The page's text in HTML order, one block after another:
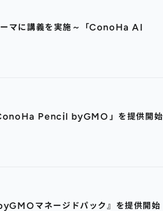
マに講義を実施～「ConoHa AI
ConoHa Pencil byGMO」を提供開始
マネージドパック』を提供開始